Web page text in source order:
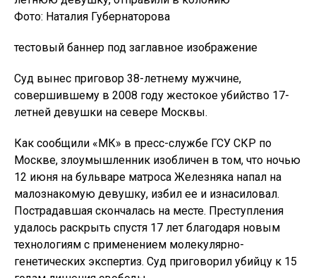
Фото: Наталия Губернаторова
тестовый баннер под заглавное изображение
Суд вынес приговор 38-летнему мужчине,
совершившему в 2008 году жестокое убийство 17-
летней девушки на севере Москвы.
Как сообщили «МК» в пресс-службе ГСУ СКР по
Москве, злоумышленник изобличен в том, что ночью
12 июня на бульваре матроса Железняка напал на
малознакомую девушку, избил ее и изнасиловал.
Пострадавшая скончалась на месте. Преступления
удалось раскрыть спустя 17 лет благодаря новым
технологиям с применением молекулярно-
генетических экспертиз. Суд приговорил убийцу к 15